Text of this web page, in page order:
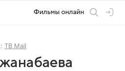
Фильмы онлайн
ТВ Mail